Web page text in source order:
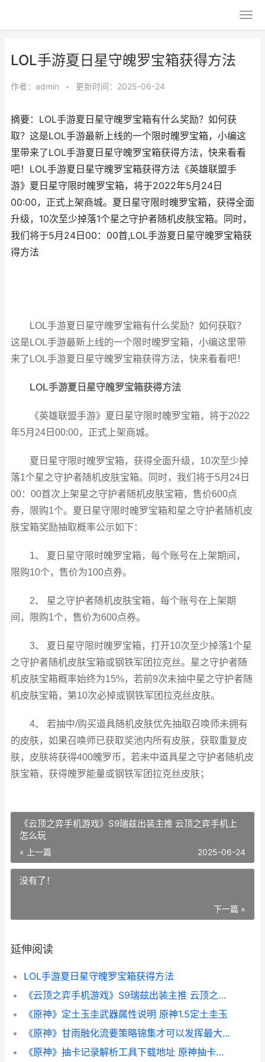
LOL手游夏日星守魄罗宝箱获得方法
作者： admin • 更新时间：2025-06-24
摘要：LOL手游夏日星守魄罗宝箱有什么奖励？如何获
取？这是LOL手游最新上线的一个限时魄罗宝箱，小编这
里带来了LOL手游夏日星守魄罗宝箱获得方法，快来看看
吧！LOL手游夏日星守魄罗宝箱获得方法《英雄联盟手
游》夏日星守限时魄罗宝箱，将于2022年5月24日
00:00，正式上架商城。夏日星守限时魄罗宝箱，获得全面
升级，10次至少掉落1个星之守护者随机皮肤宝箱。同时，
我们将于5月24日00：00首,LOL手游夏日星守魄罗宝箱获
得方法
LOL手游夏日星守魄罗宝箱有什么奖励？如何获取？
这是LOL手游最新上线的一个限时魄罗宝箱，小编这里带
来了LOL手游夏日星守魄罗宝箱获得方法，快来看看吧！
LOL手游夏日星守魄罗宝箱获得方法
《英雄联盟手游》夏日星守限时魄罗宝箱，将于2022
年5月24日00:00，正式上架商城。
夏日星守限时魄罗宝箱，获得全面升级，10次至少掉
落1个星之守护者随机皮肤宝箱。同时，我们将于5月24日
00：00首次上架星之守护者随机皮肤宝箱，售价600点
券，限购1个。夏日星守限时魄罗宝箱和星之守护者随机皮
肤宝箱奖励抽取概率公示如下：
1、 夏日星守限时魄罗宝箱，每个账号在上架期间，
限购10个，售价为100点券。
2、 星之守护者随机皮肤宝箱，每个账号在上架期
间，限购1个，售价为600点券。
3、 夏日星守限时魄罗宝箱，打开10次至少掉落1个星
之守护者随机皮肤宝箱或钢铁军团拉克丝。星之守护者随
机皮肤宝箱概率始终为15%，若前9次未抽中星之守护者随
机皮肤宝箱，第10次必掉或钢铁军团拉克丝皮肤。
4、 若抽中/购买道具随机皮肤优先抽取召唤师未拥有
的皮肤，如果召唤师已获取奖池内所有皮肤，获取重复皮
肤，皮肤将获得400魄罗币，若未中道具星之守护者随机皮
肤宝箱，获得魄罗能量或钢铁军团拉克丝皮肤；
《云顶之弈手机游戏》S9瑞兹出装主推 云顶之弈手机上
怎么玩
« 上一篇 2025-06-24
没有了！
下一篇 »
延伸阅读
LOL手游夏日星守魄罗宝箱获得方法
《云顶之弈手机游戏》S9瑞兹出装主推 云顶之弈手机上怎么玩
《原神》定土玉圭武器属性说明 原神1.5定土圭玉
《原神》甘雨融化流要策略锦集才可以发挥最大的作用 原神甘雨融化流阵容
《原神》抽卡记录解析工具下载地址 原神抽卡记录分析app